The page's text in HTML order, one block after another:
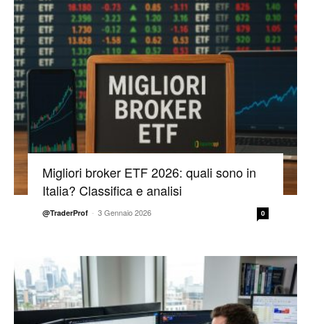
Migliori broker ETF 2026: quali sono in
Italia? Classifica e analisi
@TraderProf - 3 Gennaio 2026 0